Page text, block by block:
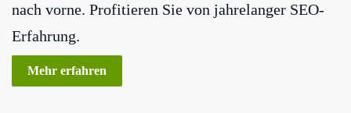
nach vorne. Profitieren Sie von jahrelanger SEO-
Erfahrung.
Mehr erfahren